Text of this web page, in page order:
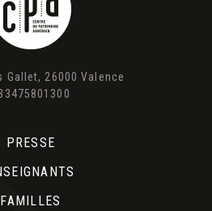
Gallet, 26000 Valence
PRESSE
FAMILLES